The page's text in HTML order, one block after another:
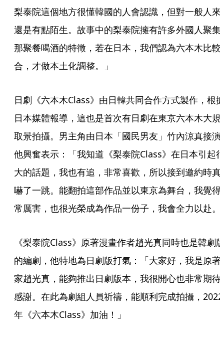
梨泰院這個地方很懂韓國的人會認識，但對一般人來
還是有點陌生。故事中的梨泰院擁有許多外國人聚集
那聚餐喝酒的特徵，若在日本，我們認為六本木比較
合，才做本土化調整。」
日劇《六本木Class》由日韓共同合作方式製作，根
日本媒體報導，這也是首次有日劇在東京六本木大規
取景拍攝。男主角由日本「國民男友」竹內涼真接演
他興奮表示：「我知道《梨泰院Class》在日本引起
大的話題，我也有追，非常喜歡，所以接到邀約時真
嚇了一跳。能翻拍這部作品並以東京為舞台，我覺得
常厲害，也很光榮成為作品一份子，我會全力以赴。
《梨泰院Class》原著漫畫作者趙光真同時也是韓劇
的編劇，他特地為日劇版打氣：「大家好，我是原著
家趙光真，能夠推出日劇版本，我很開心也非常期待
感謝。在此為劇組人員祈禱，能順利完成拍攝，2022
年《六本木Class》加油！」